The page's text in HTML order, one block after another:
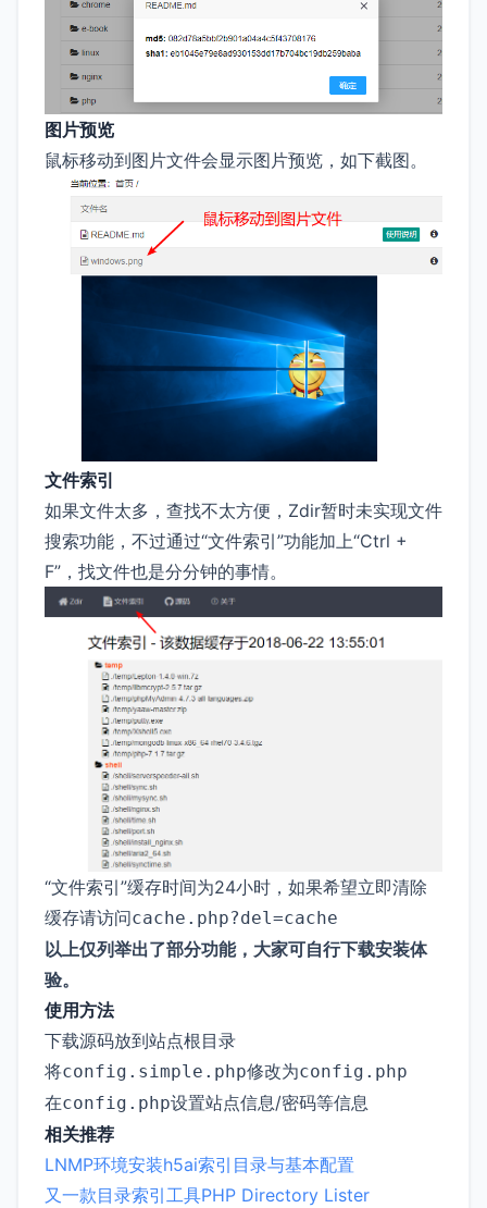
图片预览
鼠标移动到图片文件会显示图片预览，如下截图。
文件索引
如果文件太多，查找不太方便，Zdir暂时未实现文件
搜索功能，不过通过“文件索引”功能加上“Ctrl +
F”，找文件也是分分钟的事情。
“文件索引”缓存时间为24小时，如果希望立即清除
缓存请访问cache.php?del=cache
以上仅列举出了部分功能，大家可自行下载安装体
验。
使用方法
下载源码放到站点根目录
将config.simple.php修改为config.php
在config.php设置站点信息/密码等信息
相关推荐
LNMP环境安装h5ai索引目录与基本配置
又一款目录索引工具PHP Directory Lister